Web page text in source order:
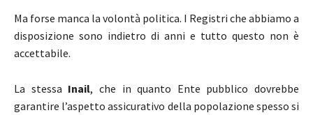
Ma forse manca la volontà politica. I Registri che abbiamo a
disposizione sono indietro di anni e tutto questo non è
accettabile.
La stessa Inail, che in quanto Ente pubblico dovrebbe
garantire l’aspetto assicurativo della popolazione spesso si